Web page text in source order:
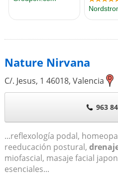
Nature Nirvana
C/. Jesus, 1 46018, Valencia
963
...reflexología podal,
reeducación postural,
miofascial, masaje facial
esenciales...